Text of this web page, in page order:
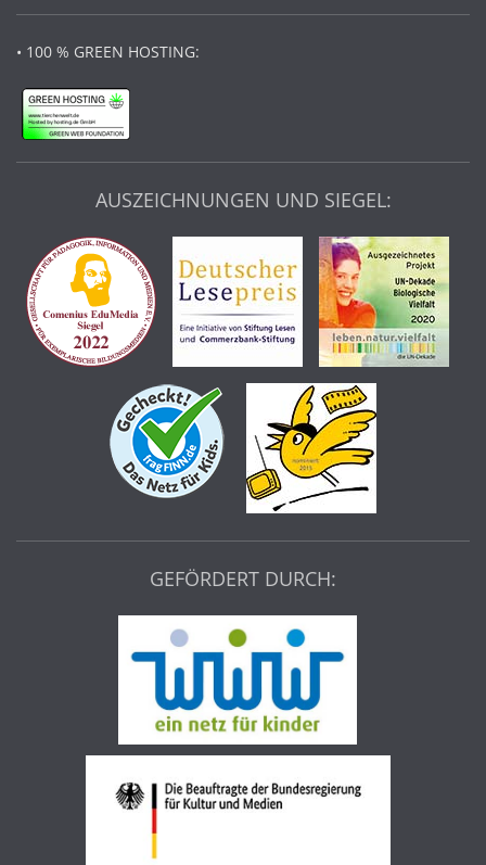
• 100 % GREEN HOSTING:
AUSZEICHNUNGEN UND SIEGEL:
GEFÖRDERT DURCH: